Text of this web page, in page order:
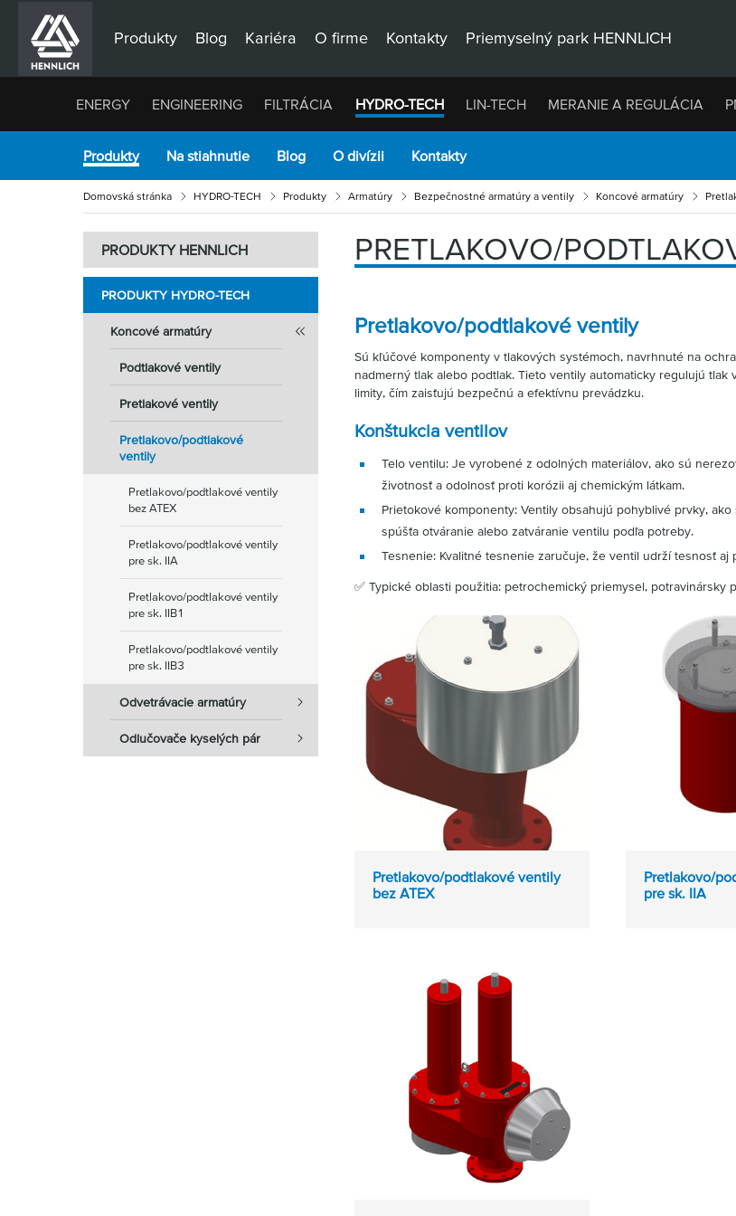
Produkty Blog Kariéra O firme Kontakty Priemyselný park HENNLICH
ENERGY ENGINEERING FILTRÁCIA HYDRO-TECH LIN-TECH MERANIE A REGULÁCIA
Produkty Na stiahnutie Blog O divízii Kontakty
Domovská stránka HYDRO-TECH Produkty Armatúry Bezpečnostné armatúry a ventily Koncové armatúry
PRODUKTY HENNLICH
PRODUKTY HYDRO-TECH
Koncové armatúry
Podtlakové ventily
Pretlakové ventily
Pretlakovo/podtlakové
ventily
Pretlakovo/podtlakové ventily
bez ATEX
Pretlakovo/podtlakové ventily
pre sk. IIA
Pretlakovo/podtlakové ventily
pre sk. IIB1
Pretlakovo/podtlakové ventily
pre sk. IIB3
Odvetrávacie armatúry
Odlučovače kyselých pár
PRETLAKOVO/
Pretlakovo/podtlakové ventily
Sú kľúčové komponenty v tlakových systémoch, navrhnuté na
nadmerný tlak alebo podtlak. Tieto ventily automaticky regulujú
limity, čím zaisťujú bezpečnú a efektívnu prevádzku.
Konštukcia ventilov
Telo ventilu: Je vyrobené z odolných materiálov, ako sú
životnosť a odolnosť proti korózii aj chemickým látkam.
Prietokové komponenty: Ventily obsahujú pohyblivé prvky,
spúšťa otváranie alebo zatváranie ventilu podľa potreby.
Tesnenie: Kvalitné tesnenie zaručuje, že ventil udrží tesnosť
✅ Typické oblasti použitia: petrochemický priemysel,
Pretlakovo/podtlakové ventily
bez ATEX
Pretlakovo/
pre sk. IIA